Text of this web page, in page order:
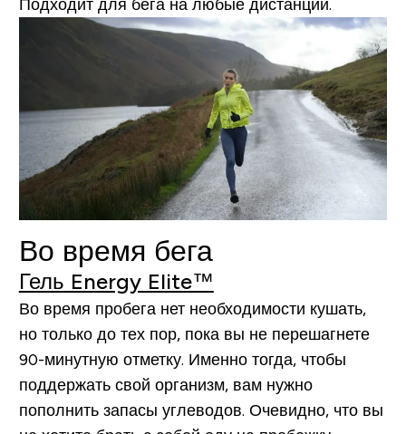
Подходит для бега на любые дистанции.
Во время бега
Гель Energy Elite™
Во время пробега нет необходимости кушать,
но только до тех пор, пока вы не перешагнете
90-минутную отметку. Именно тогда, чтобы
поддержать свой организм, вам нужно
пополнить запасы углеводов. Очевидно, что вы